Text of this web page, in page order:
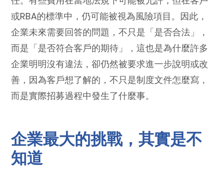
或RBA的標準中，仍可能被視為風險項目。因此，
企業未來需要回答的問題，不只是「是否合法」，
而是「是否符合客戶的期待」，這也是為什麼許多
企業明明沒有違法，卻仍然被要求進一步說明或改
善，因為客戶想了解的，不只是制度文件怎麼寫，
而是實際招募過程中發生了什麼事。
企業最大的挑戰，其實是不
知道